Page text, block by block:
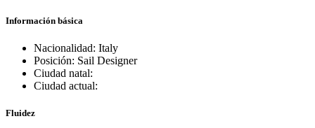
Información básica
Nacionalidad: Italy
Posición: Sail Designer
Ciudad natal:
Ciudad actual:
Fluidez